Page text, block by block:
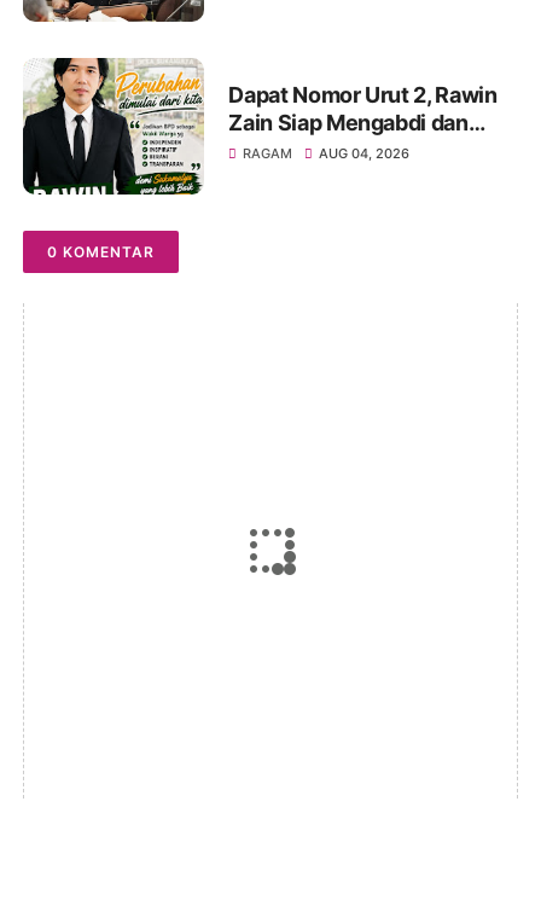
Dapat Nomor Urut 2, Rawin
Zain Siap Mengabdi dan
Perjuangkan Aspirasi Warga
RAGAM AUG 04, 2026
0 KOMENTAR